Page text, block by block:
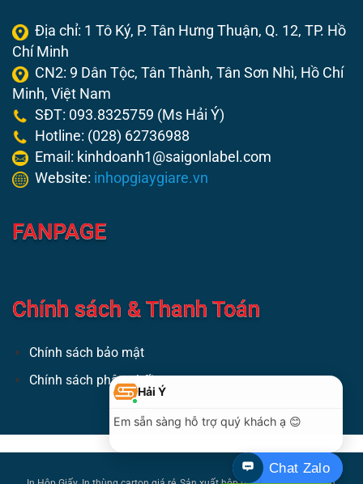
Địa chỉ: 1 Tô Ký, P. Tân Hưng Thuận, Q. 12, TP. Hồ
Chí Minh
CN2: 9 Dân Tộc, Tân Thành, Tân Sơn Nhì, Hồ Chí
Minh, Việt Nam
SĐT: 093.8325759 (Ms Hải Ý)
Hotline: (028) 62736988
Email: kinhdoanh1@saigonlabel.com
Website: inhopgiaygiare.vn
FANPAGE
Chính sách & Thanh Toán
Chính sách bảo mật
Chính sách phân phối